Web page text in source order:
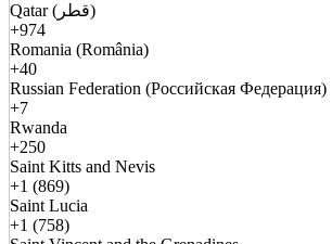
Qatar (قطر)
+974
Romania (România)
+40
Russian Federation (Российская Федерация)
+7
Rwanda
+250
Saint Kitts and Nevis
+1 (869)
Saint Lucia
+1 (758)